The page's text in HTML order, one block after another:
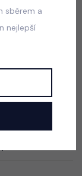
sběrem a
nejlepší